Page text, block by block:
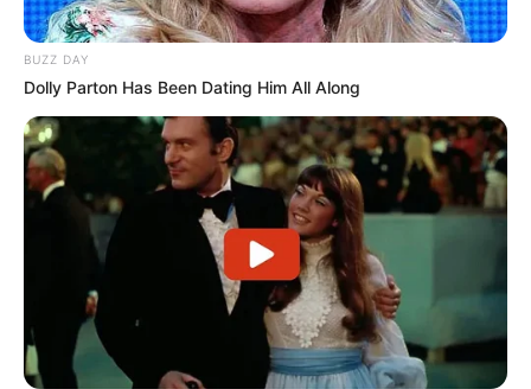
BUZZ DAY
Dolly Parton Has Been Dating Him All Along